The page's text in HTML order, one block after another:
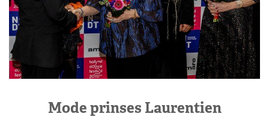
Mode prinses Laurentien